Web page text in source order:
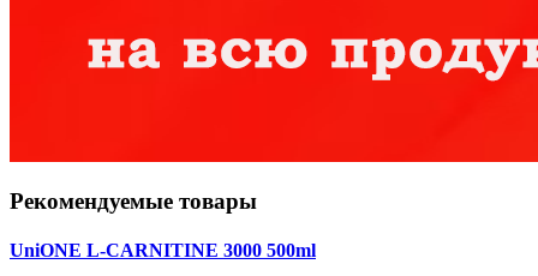
Рекомендуемые товары
UniONE L-CARNITINE 3000 500ml